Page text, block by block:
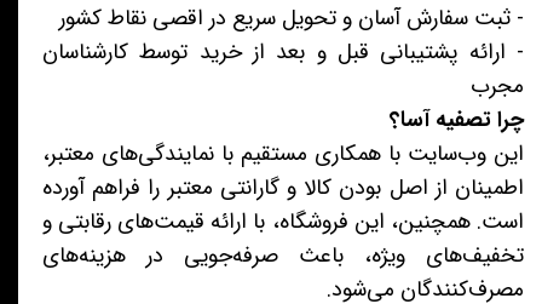
- ثبت سفارش آسان و تحویل سریع در اقصی نقاط کشور
- ارائه پشتیبانی قبل و بعد از خرید توسط کارشناسان
مجرب
چرا تصفیه آسا؟
این وب‌سایت با همکاری مستقیم با نمایندگی‌های معتبر،
اطمینان از اصل بودن کالا و گارانتی معتبر را فراهم آورده
است. همچنین، این فروشگاه، با ارائه قیمت‌های رقابتی و
تخفیف‌های ویژه، باعث صرفه‌جویی در هزینه‌های
مصرف‌کنندگان می‌شود.